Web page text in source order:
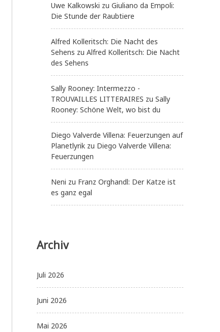
Uwe Kalkowski zu Giuliano da Empoli:
Die Stunde der Raubtiere
Alfred Kolleritsch: Die Nacht des
Sehens zu Alfred Kolleritsch: Die Nacht
des Sehens
Sally Rooney: Intermezzo -
TROUVAILLES LITTERAIRES zu Sally
Rooney: Schöne Welt, wo bist du
Diego Valverde Villena: Feuerzungen auf
Planetlyrik zu Diego Valverde Villena:
Feuerzungen
Neni zu Franz Orghandl: Der Katze ist
es ganz egal
Archiv
Juli 2026
Juni 2026
Mai 2026